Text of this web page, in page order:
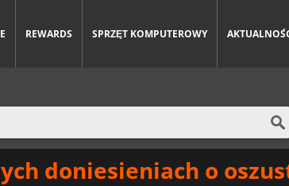
REWARDS SPRZĘT KOMPUTEROWY
doniesieniach o